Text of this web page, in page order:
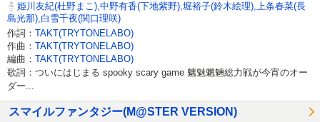
姫川友紀(杜野まこ),中野有香(下地紫野),堀裕子(鈴木絵理),上条春菜(長
島光那),白雪千夜(関口理咲)
作詞： TAKT(TRYTONELABO)
作曲： TAKT(TRYTONELABO)
編曲： TAKT(TRYTONELABO)
歌詞：ついにはじまる spooky scary game 魑魅魍魎総力戦が今宵のオー
ダー...
スマイルファンタジー(M@STER VERSION)